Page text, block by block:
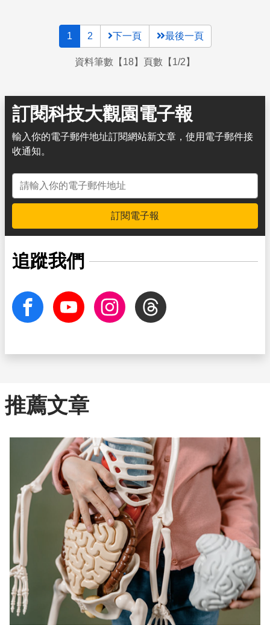
1 2 下一頁 最後一頁
資料筆數【18】頁數【1/2】
訂閱科技大觀園電子報
輸入你的電子郵件地址訂閱網站新文章，使用電子郵件接
收通知。
電子郵件地址
訂閱電子報
追蹤我們
facebook Youtube InstagramThreads
推薦文章